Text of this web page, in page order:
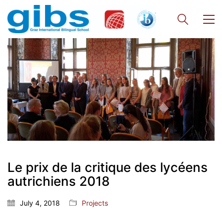
Le prix de la critique des lycéens
autrichiens 2018
July 4, 2018 Projects